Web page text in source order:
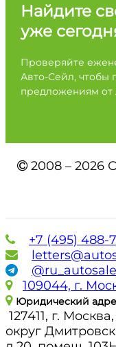
Найдите
уже
Проверяйте
Авто-Сейл, чтобы
предложениям от
2008 – 2026
+7 (495) 488-
@ru_autosale
109044, г.
Юридический
127411, г.
округ